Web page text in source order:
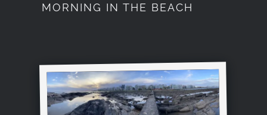
MORNING IN THE BEACH